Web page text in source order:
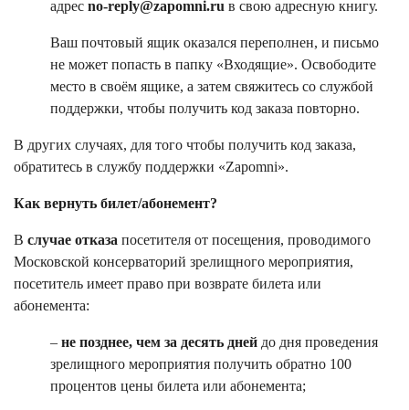
адрес no-reply@zapomni.ru в свою адресную книгу.
Ваш почтовый ящик оказался переполнен, и письмо
не может попасть в папку «Входящие». Освободите
место в своём ящике, а затем свяжитесь со службой
поддержки, чтобы получить код заказа повторно.
В других случаях, для того чтобы получить код заказа,
обратитесь в службу поддержки «Zapomni».
Как вернуть билет/абонемент?
В случае отказа посетителя от посещения, проводимого
Московской консерваторий зрелищного мероприятия,
посетитель имеет право при возврате билета или
абонемента:
– не позднее, чем за десять дней до дня проведения
зрелищного мероприятия получить обратно 100
процентов цены билета или абонемента;